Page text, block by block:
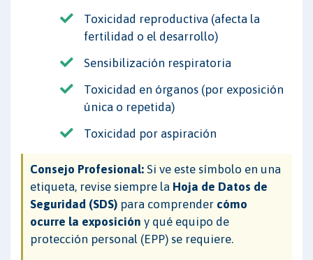
Toxicidad reproductiva (afecta la
fertilidad o el desarrollo)
Sensibilización respiratoria
Toxicidad en órganos (por exposición
única o repetida)
Toxicidad por aspiración
Consejo Profesional: Si ve este símbolo en una
etiqueta, revise siempre la Hoja de Datos de
Seguridad (SDS) para comprender cómo
ocurre la exposición y qué equipo de
protección personal (EPP) se requiere.